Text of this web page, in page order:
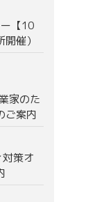
【10
催）
家のた
ご案内
策オ